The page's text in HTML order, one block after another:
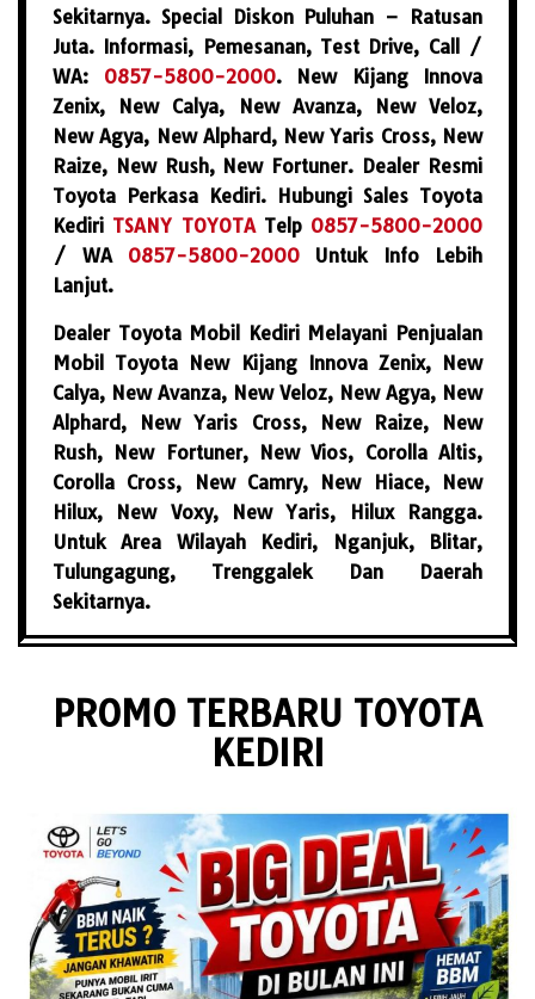
Sekitarnya. Special Diskon Puluhan – Ratusan
Juta. Informasi, Pemesanan, Test Drive, Call /
WA: 0857-5800-2000. New Kijang Innova
Zenix, New Calya, New Avanza, New Veloz,
New Agya, New Alphard, New Yaris Cross, New
Raize, New Rush, New Fortuner. Dealer Resmi
Toyota Perkasa Kediri. Hubungi Sales Toyota
Kediri TSANY TOYOTATelp 0857-5800-2000
/ WA 0857-5800-2000Untuk Info Lebih
Lanjut.
Dealer Toyota Mobil Kediri Melayani Penjualan
Mobil Toyota New Kijang Innova Zenix, New
Calya, New Avanza, New Veloz, New Agya, New
Alphard, New Yaris Cross, New Raize, New
Rush, New Fortuner, New Vios, Corolla Altis,
Corolla Cross, New Camry, New Hiace, New
Hilux, New Voxy, New Yaris, Hilux Rangga.
Untuk Area Wilayah Kediri, Nganjuk, Blitar,
Tulungagung, Trenggalek Dan Daerah
Sekitarnya.
PROMO TERBARU TOYOTA
KEDIRI